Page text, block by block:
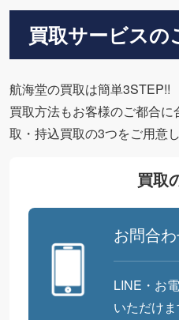
買取サービスの
航海堂の買取は簡単3STEP!!
買取方法もお客様のご都合
取・持込買取の3つをご用意
買取
お問合
LINE・お
いただけま